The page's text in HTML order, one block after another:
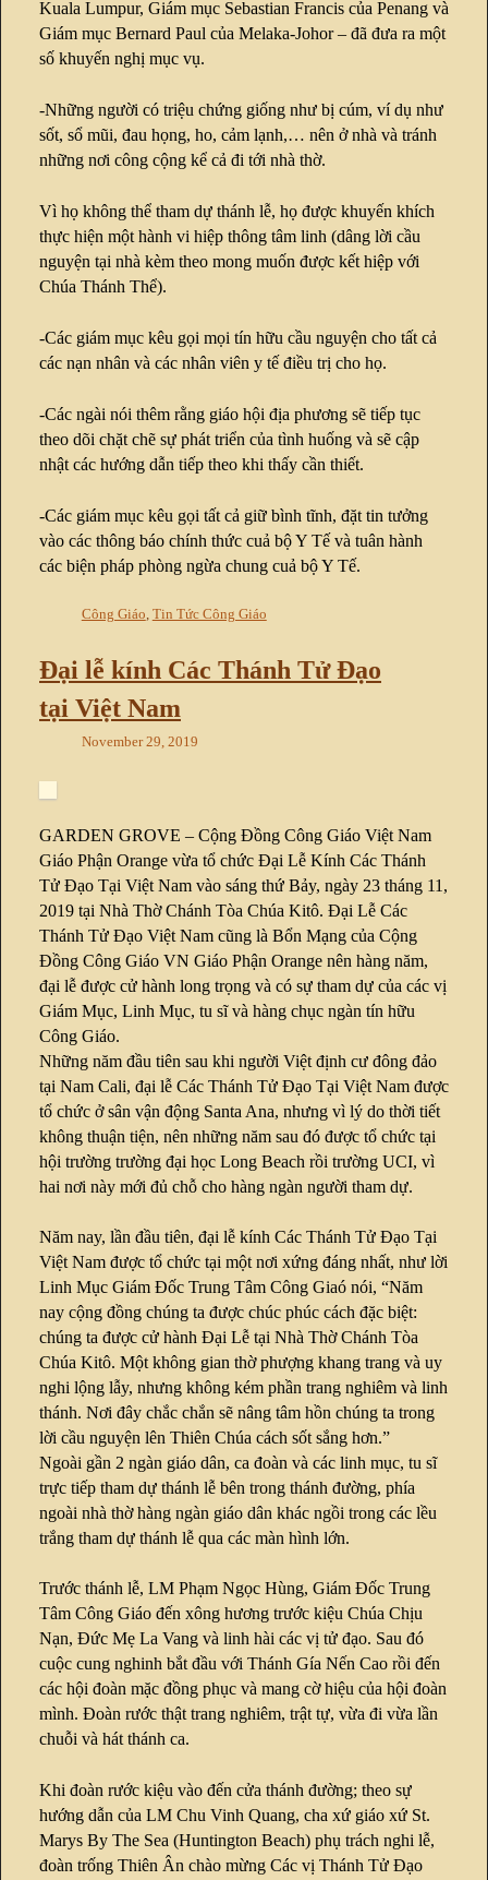
Kuala Lumpur, Giám mục Sebastian Francis của Penang và
Giám mục Bernard Paul của Melaka-Johor – đã đưa ra một
số khuyến nghị mục vụ.
-Những người có triệu chứng giống như bị cúm, ví dụ như
sốt, sổ mũi, đau họng, ho, cảm lạnh,… nên ở nhà và tránh
những nơi công cộng kể cả đi tới nhà thờ.
Vì họ không thể tham dự thánh lễ, họ được khuyến khích
thực hiện một hành vi hiệp thông tâm linh (dâng lời cầu
nguyện tại nhà kèm theo mong muốn được kết hiệp với
Chúa Thánh Thể).
-Các giám mục kêu gọi mọi tín hữu cầu nguyện cho tất cả
các nạn nhân và các nhân viên y tế điều trị cho họ.
-Các ngài nói thêm rằng giáo hội địa phương sẽ tiếp tục
theo dõi chặt chẽ sự phát triển của tình huống và sẽ cập
nhật các hướng dẫn tiếp theo khi thấy cần thiết.
-Các giám mục kêu gọi tất cả giữ bình tĩnh, đặt tin tưởng
vào các thông báo chính thức cuả bộ Y Tế và tuân hành
các biện pháp phòng ngừa chung cuả bộ Y Tế.
Công Giáo Tin Tức Công Giáo
Đại lễ kính Các Thánh Tử Đạo
tại Việt Nam
November 29, 2019
GARDEN GROVE – Cộng Đồng Công Giáo Việt Nam
Giáo Phận Orange vừa tổ chức Đại Lễ Kính Các Thánh
Tử Đạo Tại Việt Nam vào sáng thứ Bảy, ngày 23 tháng 11,
2019 tại Nhà Thờ Chánh Tòa Chúa Kitô. Đại Lễ Các
Thánh Tử Đạo Việt Nam cũng là Bổn Mạng của Cộng
Đồng Công Giáo VN Giáo Phận Orange nên hàng năm,
đại lễ được cử hành long trọng và có sự tham dự của các vị
Giám Mục, Linh Mục, tu sĩ và hàng chục ngàn tín hữu
Công Giáo.
Những năm đầu tiên sau khi người Việt định cư đông đảo
tại Nam Cali, đại lễ Các Thánh Tử Đạo Tại Việt Nam được
tổ chức ở sân vận động Santa Ana, nhưng vì lý do thời tiết
không thuận tiện, nên những năm sau đó được tổ chức tại
hội trường trường đại học Long Beach rồi trường UCI, vì
hai nơi này mới đủ chỗ cho hàng ngàn người tham dự.
Năm nay, lần đầu tiên, đại lễ kính Các Thánh Tử Đạo Tại
Việt Nam được tổ chức tại một nơi xứng đáng nhất, như lời
Linh Mục Giám Đốc Trung Tâm Công Giaó nói, “Năm
nay cộng đồng chúng ta được chúc phúc cách đặc biệt:
chúng ta được cử hành Đại Lễ tại Nhà Thờ Chánh Tòa
Chúa Kitô. Một không gian thờ phượng khang trang và uy
nghi lộng lẫy, nhưng không kém phần trang nghiêm và linh
thánh. Nơi đây chắc chắn sẽ nâng tâm hồn chúng ta trong
lời cầu nguyện lên Thiên Chúa cách sốt sắng hơn.”
Ngoài gần 2 ngàn giáo dân, ca đoàn và các linh mục, tu sĩ
trực tiếp tham dự thánh lễ bên trong thánh đường, phía
ngoài nhà thờ hàng ngàn giáo dân khác ngồi trong các lều
trắng tham dự thánh lễ qua các màn hình lớn.
Trước thánh lễ, LM Phạm Ngọc Hùng, Giám Đốc Trung
Tâm Công Giáo đến xông hương trước kiệu Chúa Chịu
Nạn, Đức Mẹ La Vang và linh hài các vị tử đạo. Sau đó
cuộc cung nghinh bắt đầu với Thánh Gía Nến Cao rồi đến
các hội đoàn mặc đồng phục và mang cờ hiệu của hội đoàn
mình. Đoàn rước thật trang nghiêm, trật tự, vừa đi vừa lần
chuỗi và hát thánh ca.
Khi đoàn rước kiệu vào đến cửa thánh đường; theo sự
hướng dẫn của LM Chu Vinh Quang, cha xứ giáo xứ St.
Marys By The Sea (Huntington Beach) phụ trách nghi lễ,
đoàn trống Thiên Ân chào mừng Các vị Thánh Tử Đạo